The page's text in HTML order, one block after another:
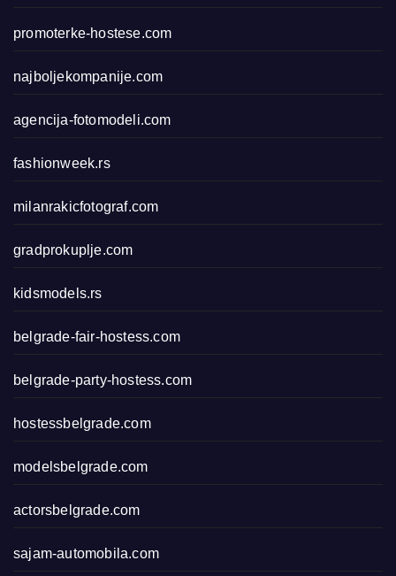
promoterke-hostese.com
najboljekompanije.com
agencija-fotomodeli.com
fashionweek.rs
milanrakicfotograf.com
gradprokuplje.com
kidsmodels.rs
belgrade-fair-hostess.com
belgrade-party-hostess.com
hostessbelgrade.com
modelsbelgrade.com
actorsbelgrade.com
sajam-automobila.com